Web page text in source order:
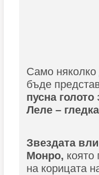
Само няколко
бъде
пусна
Леле –
Звездата
Монро, която
на корицата